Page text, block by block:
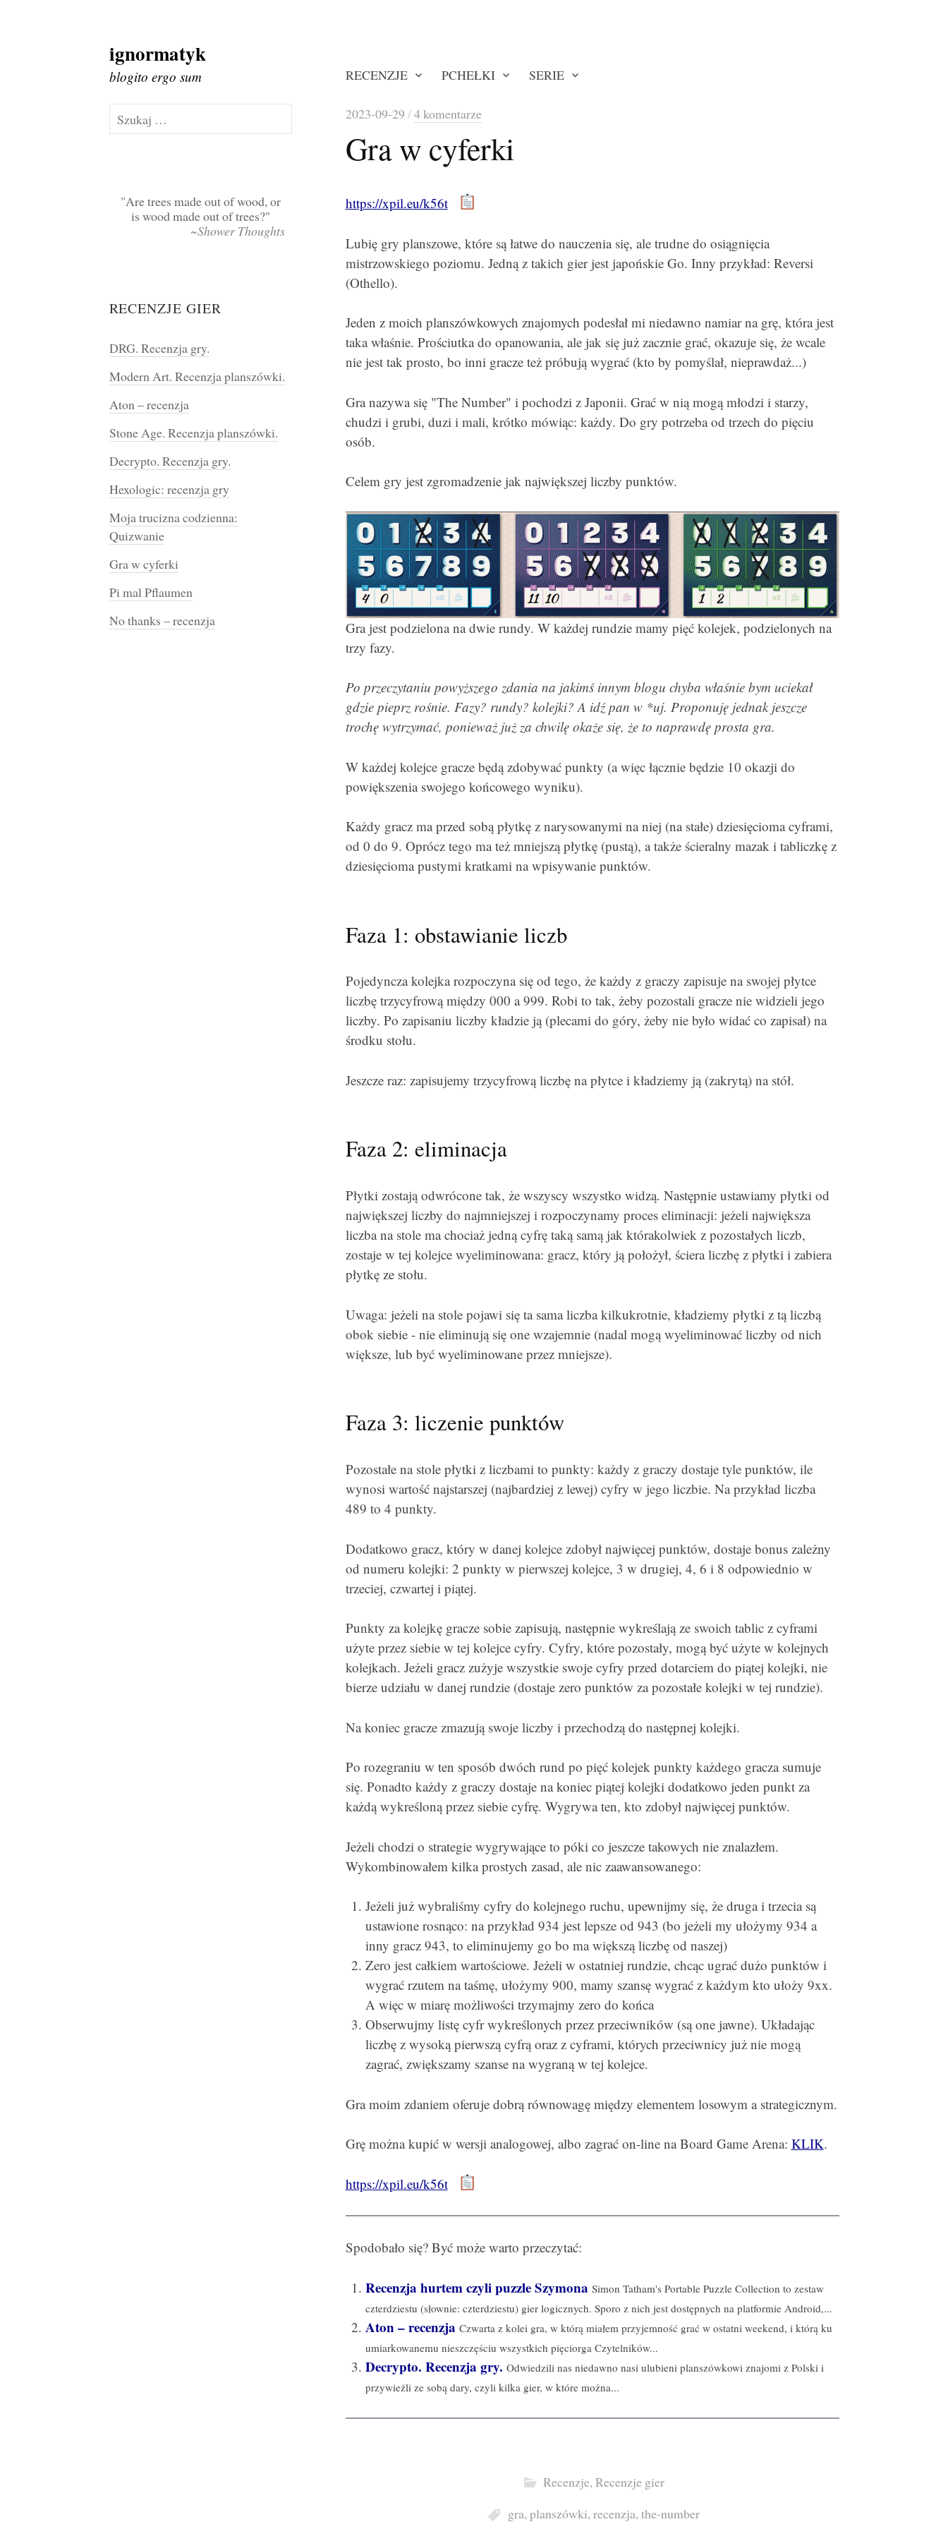
Skip
to
content
ignormatyk
blogito ergo sum RECENZJE PCHEŁKI SERIE
2023-09-29 /4 komentarze
Gra w cyferki
https://xpil.eu/k56t
Lubię gry planszowe, które są łatwe do nauczenia się, ale trudne do osiągnięcia
mistrzowskiego poziomu. Jedną z takich gier jest japońskie Go. Inny przykład: Reversi
(Othello).
Jeden z moich planszówkowych znajomych podesłał mi niedawno namiar na grę, która jest
taka właśnie. Prościutka do opanowania, ale jak się już zacznie grać, okazuje się, że wcale
nie jest tak prosto, bo inni gracze też próbują wygrać (kto by pomyślał, nieprawdaż...)
Gra nazywa się "The Number" i pochodzi z Japonii. Grać w nią mogą młodzi i starzy,
chudzi i grubi, duzi i mali, krótko mówiąc: każdy. Do gry potrzeba od trzech do pięciu
osób.
Celem gry jest zgromadzenie jak największej liczby punktów.
Gra jest podzielona na dwie rundy. W każdej rundzie mamy pięć kolejek, podzielonych na
trzy fazy.
Po przeczytaniu powyższego zdania na jakimś innym blogu chyba właśnie bym uciekał
gdzie pieprz rośnie. Fazy? rundy? kolejki? A idź pan w *uj. Proponuję jednak jeszcze
trochę wytrzymać, ponieważ już za chwilę okaże się, że to naprawdę prosta gra.
W każdej kolejce gracze będą zdobywać punkty (a więc łącznie będzie 10 okazji do
powiększenia swojego końcowego wyniku).
Każdy gracz ma przed sobą płytkę z narysowanymi na niej (na stałe) dziesięcioma cyframi,
od 0 do 9. Oprócz tego ma też mniejszą płytkę (pustą), a także ścieralny mazak i tabliczkę z
dziesięcioma pustymi kratkami na wpisywanie punktów.
Faza 1: obstawianie liczb
Pojedyncza kolejka rozpoczyna się od tego, że każdy z graczy zapisuje na swojej płytce
liczbę trzycyfrową między 000 a 999. Robi to tak, żeby pozostali gracze nie widzieli jego
liczby. Po zapisaniu liczby kładzie ją (plecami do góry, żeby nie było widać co zapisał) na
środku stołu.
Jeszcze raz: zapisujemy trzycyfrową liczbę na płytce i kładziemy ją (zakrytą) na stół.
Faza 2: eliminacja
Płytki zostają odwrócone tak, że wszyscy wszystko widzą. Następnie ustawiamy płytki od
największej liczby do najmniejszej i rozpoczynamy proces eliminacji: jeżeli największa
liczba na stole ma chociaż jedną cyfrę taką samą jak którakolwiek z pozostałych liczb,
zostaje w tej kolejce wyeliminowana: gracz, który ją położył, ściera liczbę z płytki i zabiera
płytkę ze stołu.
Uwaga: jeżeli na stole pojawi się ta sama liczba kilkukrotnie, kładziemy płytki z tą liczbą
obok siebie - nie eliminują się one wzajemnie (nadal mogą wyeliminować liczby od nich
większe, lub być wyeliminowane przez mniejsze).
Faza 3: liczenie punktów
Pozostałe na stole płytki z liczbami to punkty: każdy z graczy dostaje tyle punktów, ile
wynosi wartość najstarszej (najbardziej z lewej) cyfry w jego liczbie. Na przykład liczba
489 to 4 punkty.
Dodatkowo gracz, który w danej kolejce zdobył najwięcej punktów, dostaje bonus zależny
od numeru kolejki: 2 punkty w pierwszej kolejce, 3 w drugiej, 4, 6 i 8 odpowiednio w
trzeciej, czwartej i piątej.
Punkty za kolejkę gracze sobie zapisują, następnie wykreślają ze swoich tablic z cyframi
użyte przez siebie w tej kolejce cyfry. Cyfry, które pozostały, mogą być użyte w kolejnych
kolejkach. Jeżeli gracz zużyje wszystkie swoje cyfry przed dotarciem do piątej kolejki, nie
bierze udziału w danej rundzie (dostaje zero punktów za pozostałe kolejki w tej rundzie).
Na koniec gracze zmazują swoje liczby i przechodzą do następnej kolejki.
Po rozegraniu w ten sposób dwóch rund po pięć kolejek punkty każdego gracza sumuje
się. Ponadto każdy z graczy dostaje na koniec piątej kolejki dodatkowo jeden punkt za
każdą wykreśloną przez siebie cyfrę. Wygrywa ten, kto zdobył najwięcej punktów.
Jeżeli chodzi o strategie wygrywające to póki co jeszcze takowych nie znalazłem.
Wykombinowałem kilka prostych zasad, ale nic zaawansowanego:
Jeżeli już wybraliśmy cyfry do kolejnego ruchu, upewnijmy się, że druga i trzecia są
ustawione rosnąco: na przykład 934 jest lepsze od 943 (bo jeżeli my ułożymy 934 a
inny gracz 943, to eliminujemy go bo ma większą liczbę od naszej)
Zero jest całkiem wartościowe. Jeżeli w ostatniej rundzie, chcąc ugrać dużo punktów i
wygrać rzutem na taśmę, ułożymy 900, mamy szansę wygrać z każdym kto ułoży 9xx.
A więc w miarę możliwości trzymajmy zero do końca
Obserwujmy listę cyfr wykreślonych przez przeciwników (są one jawne). Układając
liczbę z wysoką pierwszą cyfrą oraz z cyframi, których przeciwnicy już nie mogą
zagrać, zwiększamy szanse na wygraną w tej kolejce.
Gra moim zdaniem oferuje dobrą równowagę między elementem losowym a strategicznym.
Grę można kupić w wersji analogowej, albo zagrać on-line na Board Game Arena: KLIK.
https://xpil.eu/k56t
Spodobało się? Być może warto przeczytać:
Recenzja hurtem czyli puzzle Szymona Simon Tatham's Portable Puzzle Collection to zestaw
czterdziestu (słownie: czterdziestu) gier logicznych. Sporo z nich jest dostępnych na platformie Android,...
Aton – recenzja Czwarta z kolei gra, w którą miałem przyjemność grać w ostatni weekend, i którą ku
umiarkowanemu nieszczęściu wszystkich pięciorga Czytelników...
Decrypto. Recenzja gry. Odwiedzili nas niedawno nasi ulubieni planszówkowi znajomi z Polski i
przywieźli ze sobą dary, czyli kilka gier, w które można...
Recenzje, Recenzje gier
gra, planszówki, recenzja, the-number
Szukaj:
Are trees made out of wood, or
is wood made out of trees?
~Shower Thoughts
RECENZJE GIER
DRG. Recenzja gry.
Modern Art. Recenzja planszówki.
Aton – recenzja
Stone Age. Recenzja planszówki.
Decrypto. Recenzja gry.
Hexologic: recenzja gry
Moja trucizna codzienna:
Quizwanie
Gra w cyferki
Pi mal Pflaumen
No thanks – recenzja